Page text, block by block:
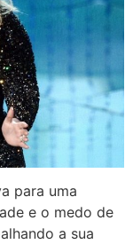
para uma
e o medo de
a sua